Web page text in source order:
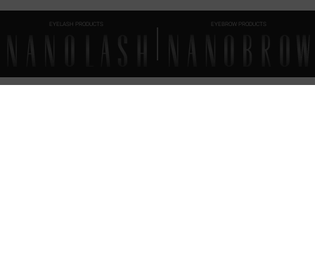
EYELASH PRODUCTS EYEBROW PRODUCTS